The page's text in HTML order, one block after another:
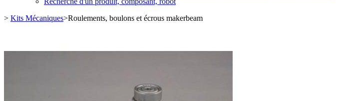
> Kits Mécaniques>Roulements, boulons et écrous makerbeam